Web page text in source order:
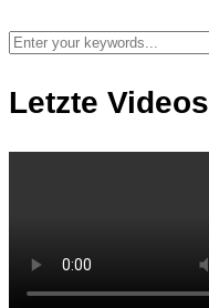
Letzte Videos